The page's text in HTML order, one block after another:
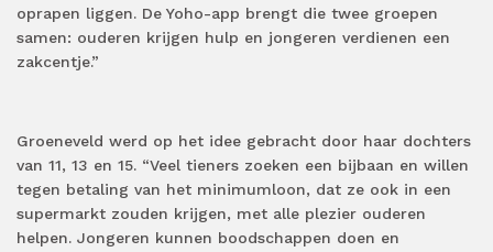
oprapen liggen. De Yoho-app brengt die twee groepen
samen: ouderen krijgen hulp en jongeren verdienen een
zakcentje.”
Groeneveld werd op het idee gebracht door haar dochters
van 11, 13 en 15. “Veel tieners zoeken een bijbaan en willen
tegen betaling van het minimumloon, dat ze ook in een
supermarkt zouden krijgen, met alle plezier ouderen
helpen. Jongeren kunnen boodschappen doen en